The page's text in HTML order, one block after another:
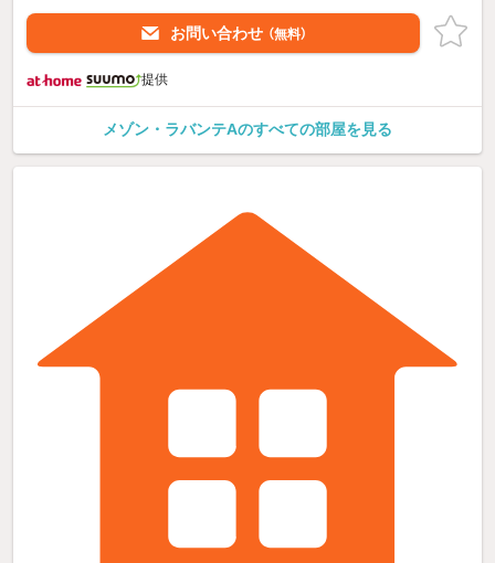
お問い合わせ （無料）
提供
メゾン・ラバンテAのすべての部屋を見る